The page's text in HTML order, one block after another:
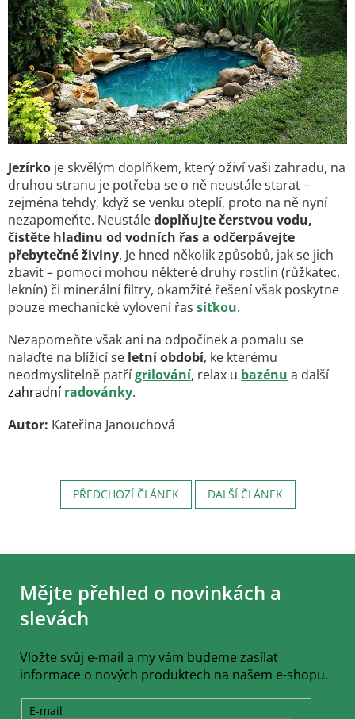
Jezírko je skvělým doplňkem, který oživí vaši zahradu, na
druhou stranu je potřeba se o ně neustále starat –
zejména tehdy, když se venku oteplí, proto na ně nyní
nezapomeňte. Neustáledoplňujte čerstvou vodu,
čistěte hladinu od vodních řas a odčerpávejte
přebytečné živiny. Je hned několik způsobů, jak se jich
zbavit – pomoci mohou některé druhy rostlin (růžkatec,
leknín) či minerální filtry, okamžité řešení však poskytne
pouze mechanické vylovení řas síťkou.
Nezapomeňte však ani na odpočinek a pomalu se
nalaďte na blížící se letní období, ke kterému
neodmyslitelně patřígrilování, relax u bazénu a další
zahradníradovánky.
Autor: Kateřina Janouchová
PŘEDCHOZÍ ČLÁNEK DALŠÍ ČLÁNEK
Z
Mějte přehled o novinkách a
slevách
Vložte svůj e-mail a my vám budeme zasílat
informace o nových produktech na našem e-shopu.
E-mail